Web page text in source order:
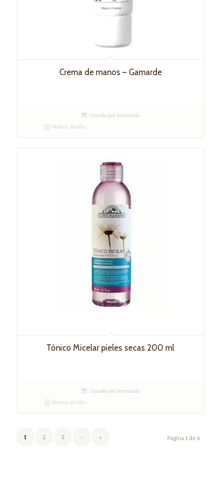
Crema de manos – Gamarde
Cerrado por inventario
Mostrar detalles
Tónico Micelar pieles secas 200 ml
Cerrado por inventario
Mostrar detalles
Página 1 de 6
1 2 3 › »